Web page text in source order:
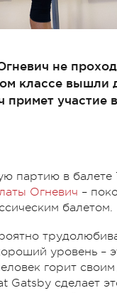
не
классе
участие
партию в
Огневич –
балетом.
уровень –
горит
Gatsby сделает